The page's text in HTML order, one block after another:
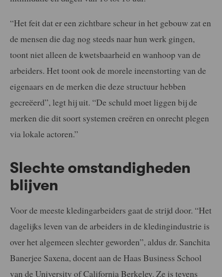
“Het feit dat er een zichtbare scheur in het gebouw zat en
de mensen die dag nog steeds naar hun werk gingen,
toont niet alleen de kwetsbaarheid en wanhoop van de
arbeiders. Het toont ook de morele ineenstorting van de
eigenaars en de merken die deze structuur hebben
gecreëerd”, legt hij uit. “De schuld moet liggen bij de
merken die dit soort systemen creëren en onrecht plegen
via lokale actoren.”
Slechte omstandigheden
blijven
Voor de meeste kledingarbeiders gaat de strijd door. “Het
dagelijks leven van de arbeiders in de kledingindustrie is
over het algemeen slechter geworden”, aldus dr. Sanchita
Banerjee Saxena, docent aan de Haas Business School
van de University of California Berkeley. Ze is tevens